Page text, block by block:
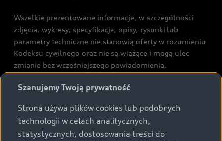
Wszelkie prezentowane informacje, w szczególności
zdjęcia, wykresy, specyfikacje, opisy, rysunki lub
parametry techniczne nie stanowią oferty w rozumieniu
Kodeksu cywilnego oraz nie są wiążące i mogą ulec
zmianie bez wcześniejszego powiadomienia.
rozumieniu art. 5561§2 Kodeksu cywilnego oraz art.
Podane kwoty są rekomendowane i obejmują podatek
VAT (23%), chyba że inaczej zaznaczono.
Szanujemy Twoją prywatność
Strona używa plików cookies lub podobnych
technologii w celach analitycznych,
statystycznych, dostosowania treści do